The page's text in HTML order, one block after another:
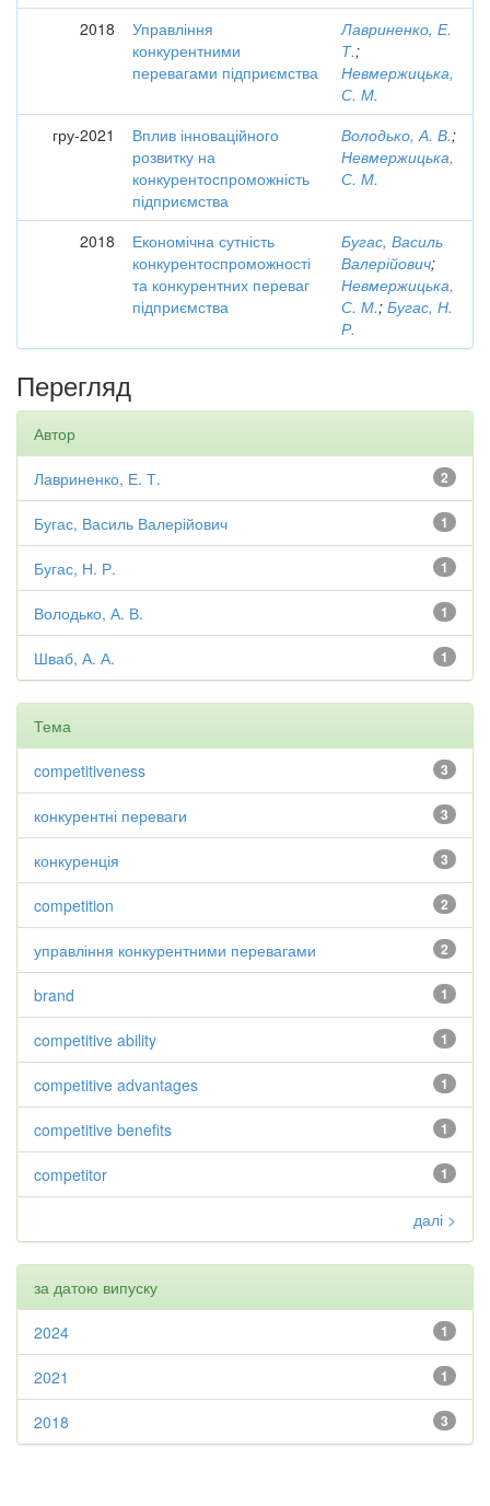
2018
Управління
конкурентними
перевагами підприємства
Лавриненко, Е.
Т.;
Невмержицька,
С. М.
гру-2021
Вплив інноваційного
розвитку на
конкурентоспроможність
підприємства
Володько, А. В.;
Невмержицька,
С. М.
2018
Економічна сутність
конкурентоспроможності
та конкурентних переваг
підприємства
Бугас, Василь
Валерійович;
Невмержицька,
С. М.; Бугас, Н.
Р.
Перегляд
Автор
2
Лавриненко, Е. Т.
1
Бугас, Василь Валерійович
1
Бугас, Н. Р.
1
Володько, А. В.
1
Шваб, А. А.
Тема
3
competitiveness
3
конкурентні переваги
3
конкуренція
2
competition
2
управління конкурентними перевагами
1
brand
1
competitive ability
1
competitive advantages
1
competitive benefits
1
competitor
далі >
за датою випуску
1
2024
1
2021
3
2018